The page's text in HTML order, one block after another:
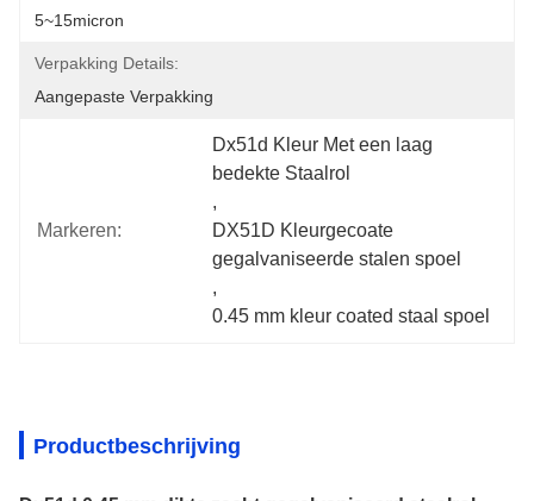
5~15micron
Verpakking Details:
Aangepaste Verpakking
Markeren:
Dx51d Kleur Met een laag
bedekte Staalrol
,
DX51D Kleurgecoate
gegalvaniseerde stalen spoel
,
0.45 mm kleur coated staal spoel
Productbeschrijving